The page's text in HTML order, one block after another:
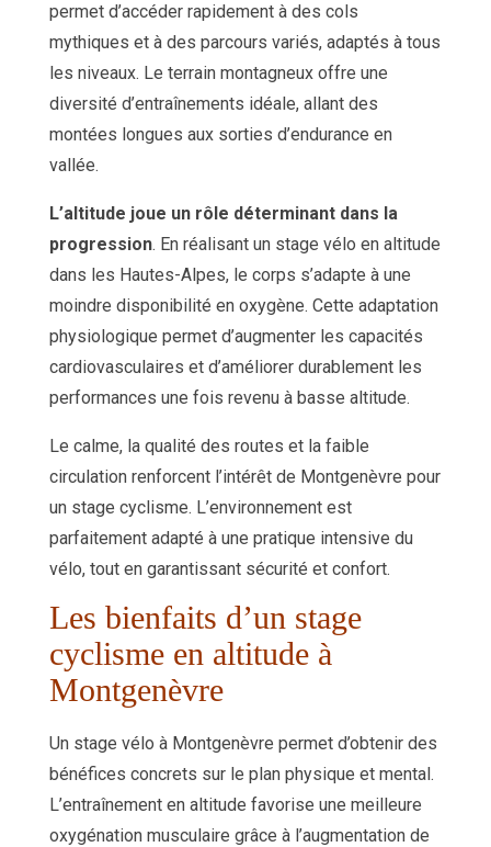
permet d’accéder rapidement à des cols
mythiques et à des parcours variés, adaptés à tous
les niveaux. Le terrain montagneux offre une
diversité d’entraînements idéale, allant des
montées longues aux sorties d’endurance en
vallée.
L’altitude joue un rôle déterminant dans la
progression. En réalisant un stage vélo en altitude
dans les Hautes-Alpes, le corps s’adapte à une
moindre disponibilité en oxygène. Cette adaptation
physiologique permet d’augmenter les capacités
cardiovasculaires et d’améliorer durablement les
performances une fois revenu à basse altitude.
Le calme, la qualité des routes et la faible
circulation renforcent l’intérêt de Montgenèvre pour
un stage cyclisme. L’environnement est
parfaitement adapté à une pratique intensive du
vélo, tout en garantissant sécurité et confort.
Les bienfaits d’un stage
cyclisme en altitude à
Montgenèvre
Un stage vélo à Montgenèvre permet d’obtenir des
bénéfices concrets sur le plan physique et mental.
L’entraînement en altitude favorise une meilleure
oxygénation musculaire grâce à l’augmentation de